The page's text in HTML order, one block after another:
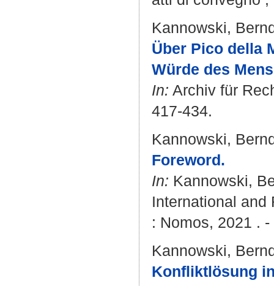
Kannowski,
Über Pico della
Würde des
In: Archiv für
417-434.
Kannowski,
Foreword.
In: Kannowski,
International and
: Nomos, 2021 .
Kannowski,
Konfliktlösung